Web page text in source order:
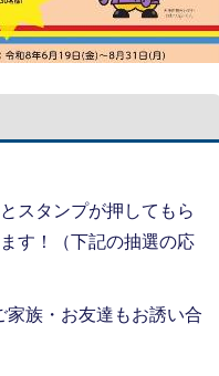
スタンプが押してもら
す！（下記の抽選の応
族・お友達もお誘い合